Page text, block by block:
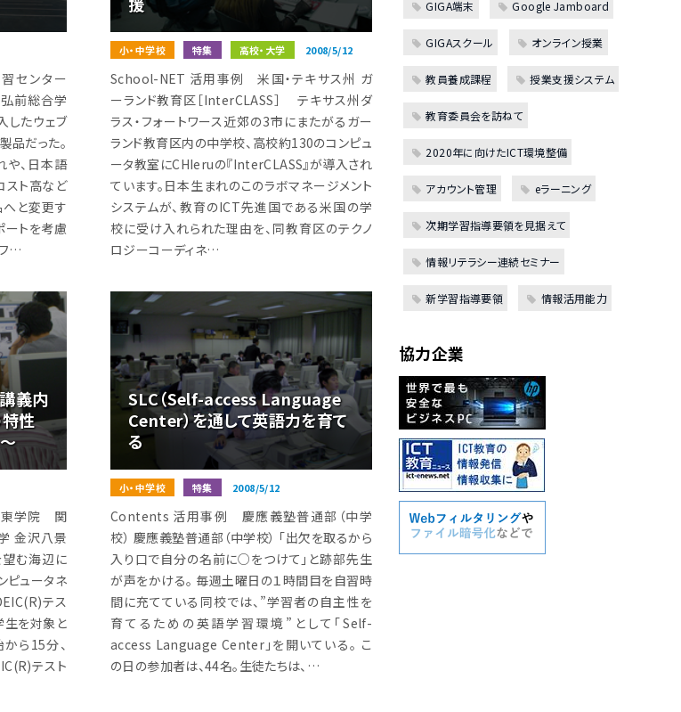
センター
前総合学
したウェブ
品だった。
や、日本語
スト高など
と変更す
ートを考慮
…
小・中学校 特集 高校・大学 2008/5/12
School-NET 活用事例 米国・テキサス州 ガ
ーランド教育区［InterCLASS］ テキサス州ダ
ラス・フォートワース近郊の3市にまたがるガー
ランド教育区内の中学校、高校約130のコンピュ
ータ教室にCHIeruの『InterCLASS』が導入され
ています。日本生まれのこのラボマネージメント
システムが、教育のICT先進国である米国の学
校に受け入れられた理由を、同教育区のテクノ
ロジーコーディネ…
義内
性
学院 関
金沢八景
望む海辺に
ピュータネ
テス
生を対象と
ら15分、
テスト
SLC（Self-access Language
Center）を通して英語力を育て
る
小・中学校 特集 2008/5/12
Contents 活用事例 慶應義塾普通部（中学
校） 慶應義塾普通部（中学校） 「出欠を取るから
入り口で自分の名前に○をつけて」と跡部先生
が声をかける。 毎週土曜日の１時間目を自習時
間に充てている同校では、”学習者の自主性を
育てるための英語学習環境”として「Self-
access Language Center」を開いている。 こ
の日の参加者は、44名。生徒たちは、…
GIGA端末 Google Jamboard
GIGAスクール オンライン授業
教員養成課程 授業支援システム
教育委員会を訪ねて
2020年に向けたICT環境整備
アカウント管理 eラーニング
次期学習指導要領を見据えて
情報リテラシー連続セミナー
新学習指導要領 情報活用能力
協力企業